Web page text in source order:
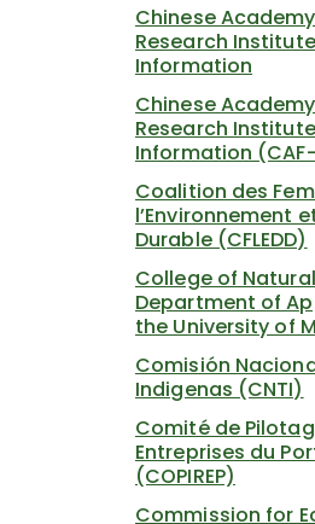
Chinese
Research
Information
Chinese
Research
Information (CAF-
Coalition des
l’Environnement
Durable (CFLEDD)
College of
Department of
the University of
Comisión
Indigenas (CNTI)
Comité de
Entreprises du
(COPIREP)
Commission for